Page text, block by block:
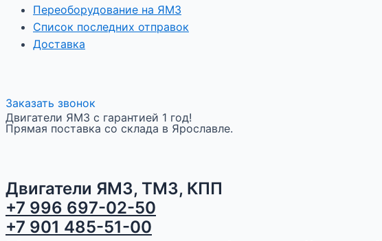
Переоборудование на ЯМЗ
Список последних отправок
Доставка
Заказать звонок
Двигатели ЯМЗ с гарантией 1 год!
Прямая поставка со склада в Ярославле.
Двигатели ЯМЗ, ТМЗ, КПП
+7 996 697-02-50
+7 901 485-51-00